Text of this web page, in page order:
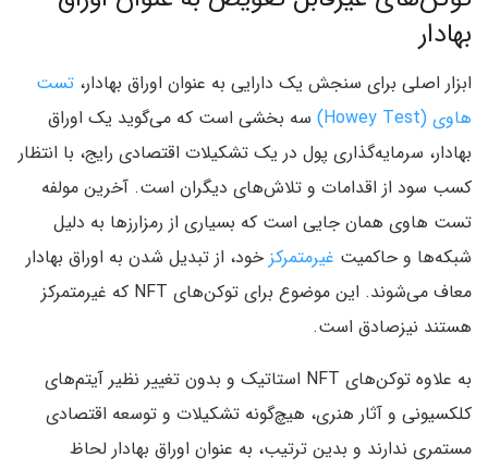
بهادار
ابزار اصلی برای سنجش یک دارایی به عنوان اوراق بهادار، تست
هاوی (Howey Test)
سه بخشی است که می‌گوید یک اوراق
بهادار، سرمایه‌گذاری پول در یک تشکیلات اقتصادی رایج، با انتظار
کسب سود از اقدامات و تلاش‌های دیگران است. آخرین مولفه
تست هاوی همان جایی است که بسیاری از رمزارزها به دلیل
شبکه‌ها و حاکمیت غیرمتمرکز خود، از تبدیل شدن به اوراق بهادار
معاف می‌شوند. این موضوع برای توکن‌های NFT که غیرمتمرکز
هستند نیزصادق است.
به علاوه توکن‌های NFT استاتیک و بدون تغییر نظیر آیتم‌های
کلکسیونی و آثار هنری، هیچ‌گونه تشکیلات و توسعه اقتصادی
مستمری ندارند و بدین ترتیب، به عنوان اوراق بهادار لحاظ